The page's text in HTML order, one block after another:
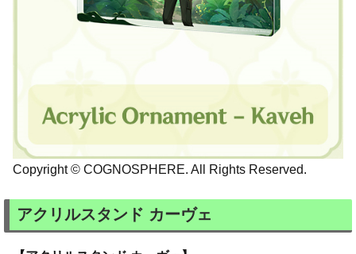
Copyright © COGNOSPHERE. All Rights Reserved.
アクリルスタンド カーヴェ